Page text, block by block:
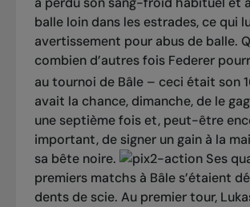
balle loin dans les estrades, ce qui
avertissement pour abus de balle.
combien d’autres fois Federer
au tournoi de Bâle – ceci était son
avait la chance, dimanche, de le
une septième fois et, peut-être
important, de signer un gain à la
sa bête noire.
Ses
premiers matchs à Bâle s’étaient
dents de scie. Au premier tour,